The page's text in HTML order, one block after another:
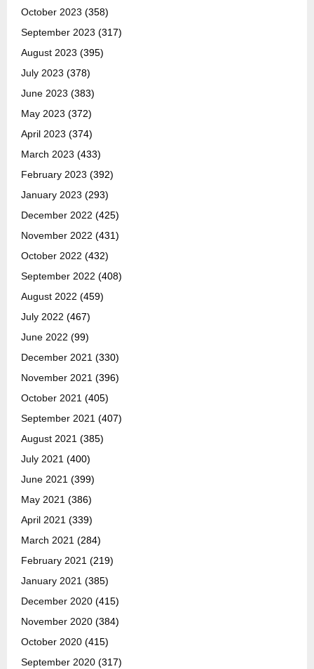
October 2023 (358)
September 2023 (317)
August 2023 (395)
July 2023 (378)
June 2023 (383)
May 2023 (372)
April 2023 (374)
March 2023 (433)
February 2023 (392)
January 2023 (293)
December 2022 (425)
November 2022 (431)
October 2022 (432)
September 2022 (408)
August 2022 (459)
July 2022 (467)
June 2022 (99)
December 2021 (330)
November 2021 (396)
October 2021 (405)
September 2021 (407)
August 2021 (385)
July 2021 (400)
June 2021 (399)
May 2021 (386)
April 2021 (339)
March 2021 (284)
February 2021 (219)
January 2021 (385)
December 2020 (415)
November 2020 (384)
October 2020 (415)
September 2020 (317)